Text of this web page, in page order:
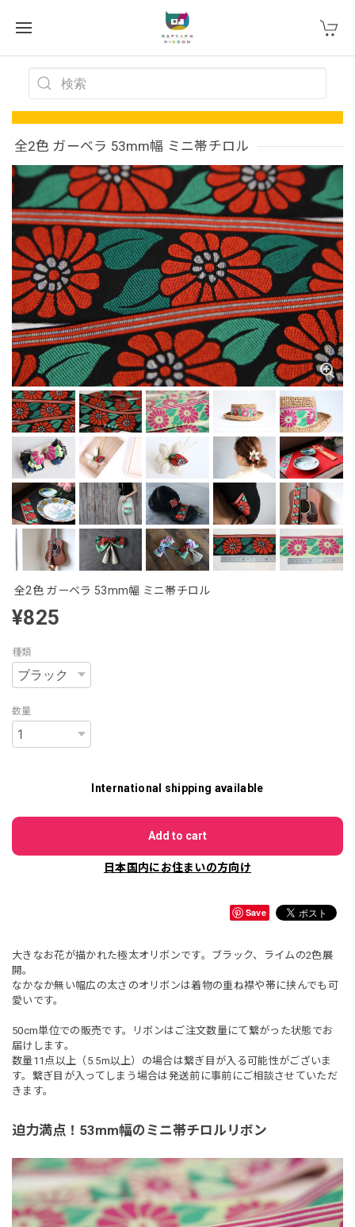
全2色 ガーベラ 53mm幅 ミニ帯チロル
全2色 ガーベラ 53mm幅 ミニ帯チロル
¥825
種類
数量
International shipping available
Add to cart
日本国内にお住まいの方向け
Save
大きなお花が描かれた極太オリボンです。ブラック、ライムの2色展
開。
なかなか無い幅広の太さのオリボンは着物の重ね襟や帯に挟んでも可
愛いです。
50cm単位での販売です。リボンはご注文数量にて繋がった状態でお
届けします。
数量11点以上（5.5m以上）の場合は繋ぎ目が入る可能性がございま
す。繋ぎ目が入ってしまう場合は発送前に事前にご相談させていただ
きます。
迫力満点！53mm幅のミニ帯チロルリボン